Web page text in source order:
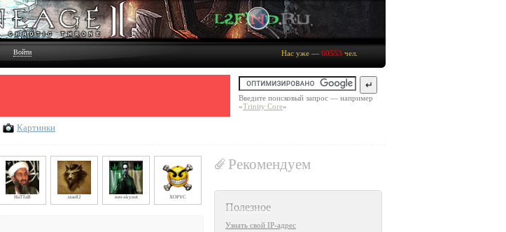
Войти Нас уже — 60553 чел.
Введите поисковый запрос — например
«Trinity Core»
Картинки
HaTTaB stas82 neo-skynet XOPYC
Рекомендуем
Полезное
Узнать свой IP-адрес